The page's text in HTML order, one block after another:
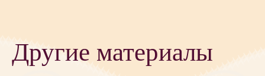
Другие материалы